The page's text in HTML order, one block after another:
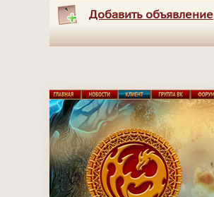
Добавить объявление